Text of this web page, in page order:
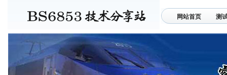
网站首页 测
联系我们